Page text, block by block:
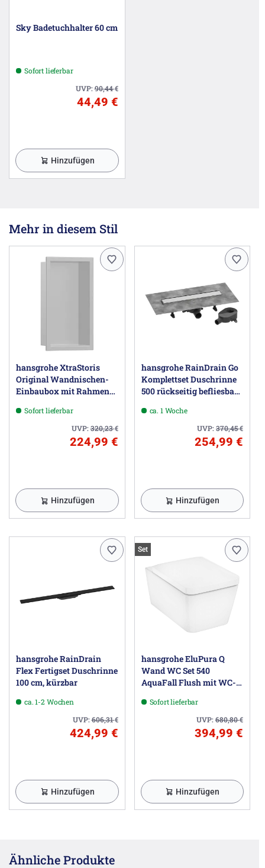
Sky Badetuchhalter 60 cm
Sofort lieferbar
UVP:90,44€
44,49 €
Hinzufügen
Mehr in diesem Stil
hansgrohe XtraStoris
Original Wandnischen-
Einbaubox mit Rahmen
Sofort lieferbar
UVP:320,23€
224,99 €
Hinzufügen
hansgrohe RainDrain Go
Komplettset Duschrinne
500 rückseitig befliesbar
Installation
ca. 1 Woche
UVP:370,45€
254,99 €
Hinzufügen
hansgrohe RainDrain
Flex Fertigset Duschrinne
100 cm, kürzbar
ca. 1-2 Wochen
UVP:606,31€
424,99 €
Hinzufügen
Set
hansgrohe EluPura Q
Wand WC Set 540
AquaFall Flush mit WC-
QuickRelease
Sofort lieferbar
UVP:680,80€
394,99 €
Hinzufügen
Ähnliche Produkte